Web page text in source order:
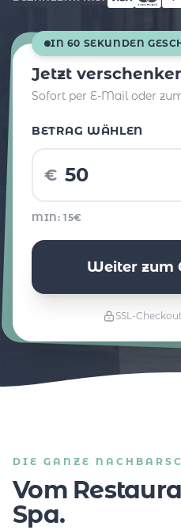
IN 60 SEKUNDEN
Jetzt
Sofort per E-Mail oder
BETRAG WÄHLEN
€
MIN: 15€
Weiter zum
SSL-Checkout
DIE GANZE
Vom
Spa.